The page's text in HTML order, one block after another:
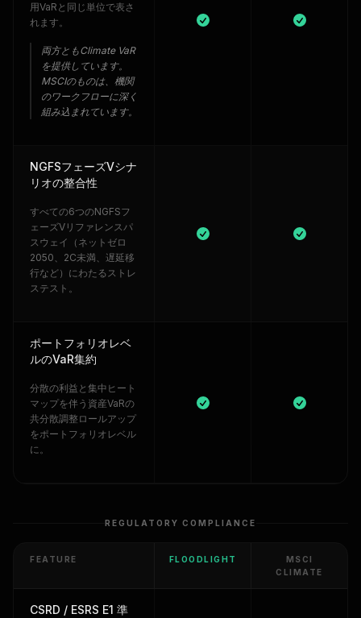
用VaRと同じ単位で表さ
れます。
両方ともClimate VaR
を提供しています。
MSCIのものは、機関
のワークフローに深く
組み込まれています。
NGFSフェーズVシナ
リオの整合性
すべての6つのNGFSフ
ェーズVリファレンスパ
スウェイ（ネットゼロ
2050、2C未満、遅延移
行など）にわたるストレ
ステスト。
ポートフォリオレベ
ルのVaR集約
分散の利益と集中ヒート
マップを伴う資産VaRの
共分散調整ロールアップ
をポートフォリオレベル
に。
REGULATORY COMPLIANCE
FEATURE FLOODLIGHT
MSCI
CLIMATE
CSRD / ESRS E1 準